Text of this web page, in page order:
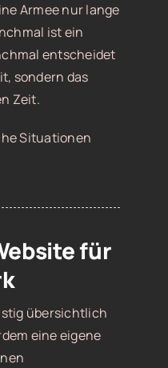
Armee nur lange
ist ein
entscheidet
sondern das
Zeit.
Situationen
für
übersichtlich
eine eigene